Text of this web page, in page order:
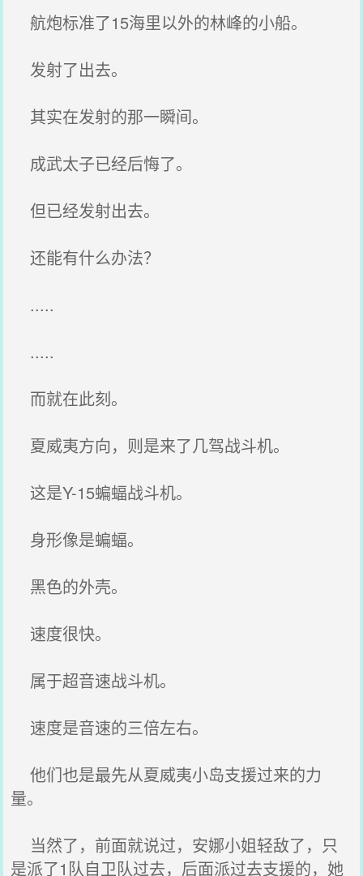
航炮标准了15海里以外的林峰的小船。
发射了出去。
其实在发射的那一瞬间。
成武太子已经后悔了。
但已经发射出去。
还能有什么办法？
.....
.....
而就在此刻。
夏威夷方向，则是来了几驾战斗机。
这是Y-15蝙蝠战斗机。
身形像是蝙蝠。
黑色的外壳。
速度很快。
属于超音速战斗机。
速度是音速的三倍左右。
他们也是最先从夏威夷小岛支援过来的力
量。
当然了，前面就说过，安娜小姐轻敌了，只
是派了1队自卫队过去，后面派过去支援的，她